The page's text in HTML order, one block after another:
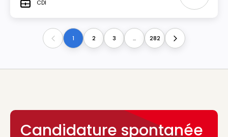
TypeCDI
Previous1 2 3 ... 282 Next
Candidature spontanée